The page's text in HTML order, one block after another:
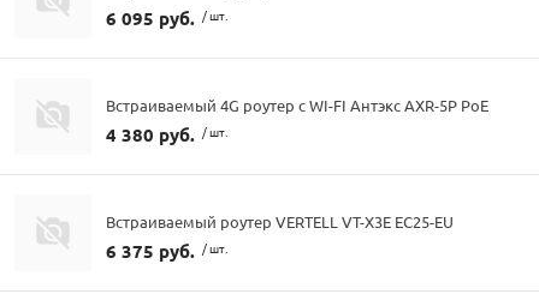
6 095 руб. / шт.
Встраиваемый 4G роутер с WI-FI Антэкс AXR-5P PoE
4 380 руб. / шт.
Встраиваемый роутер VERTELL VT-X3E EC25-EU
6 375 руб. / шт.